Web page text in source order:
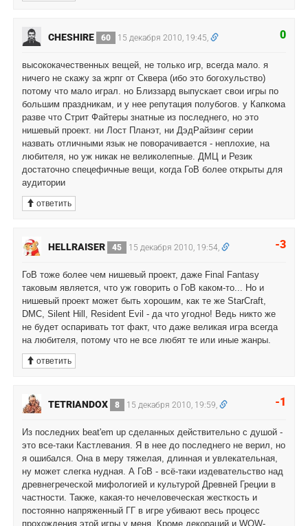
0
CHESHIRE 60 15 декабря 2010, 19:45,
высококачественных вещей, не только игр, всегда мало. я
ничего не скажу за жрпг от Сквера (ибо это богохульство)
потому что мало играл. но Близзард выпускает свои игры по
большим праздникам, и у нее репутация полубогов. у Капкома
разве что Стрит Файтеры знатные из последнего, но это
нишевый проект. ни Лост Планэт, ни ДэдРайзинг серии
назвать отличными язык не поворачивается - неплохие, на
любителя, но уж никак не великолепные. ДМЦ и Резик
достаточно спецефичные вещи, когда ГоВ более открыты для
аудитории
ответить
-3
HELLRAISER 45 15 декабря 2010, 19:54,
ГоВ тоже более чем нишевый проект, даже Final Fantasy
таковым является, что уж говорить о ГоВ каком-то... Но и
нишевый проект может быть хорошим, как те же StarCraft,
DMC, Silent Hill, Resident Evil - да что угодно! Ведь никто же
не будет оспаривать тот факт, что даже великая игра всегда
на любителя, потому что не все любят те или иные жанры.
ответить
-1
TETRIANDOX 8 15 декабря 2010, 19:59,
Из последних beat'em up сделанных действительно с душой -
это все-таки Кастлевания. Я в нее до последнего не верил, но
я ошибался. Она в меру тяжелая, длинная и увлекательная,
ну может слегка нудная. А ГоВ - всё-таки издевательство над
древнегреческой мифологией и культурой Древней Греции в
частности. Также, какая-то нечеловеческая жесткость и
постоянно напряженный ГГ в игре убивают весь процесс
прохождения этой игры у меня. Кроме декораций и WOW-